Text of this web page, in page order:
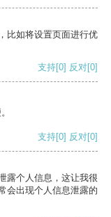
比如将设置页面进行优
支持[0] 反对[0]
支持[0] 反对[0]
露个人信息，这让我很
会出现个人信息泄露的